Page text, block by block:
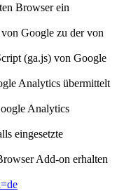
Browser ein
Google zu der von
(ga.js) von Google
Analytics übermittelt
Analytics
eingesetzte
Add-on erhalten